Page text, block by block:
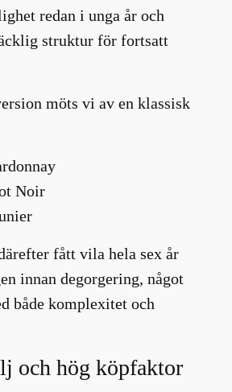
redan i unga år och
struktur för fortsatt
möts vi av en klassisk
Noir
fått vila hela sex år
innan degorgering, något
både komplexitet och
och hög köpfaktor